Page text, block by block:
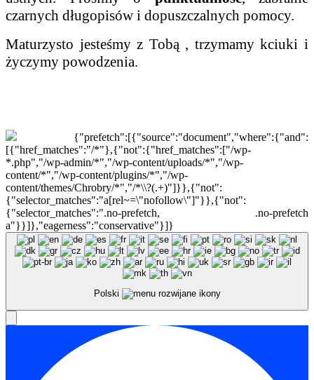
czarnych długopisów i dopuszczalnych pomocy.
Maturzysto jesteśmy z Tobą , trzymamy kciuki i
życzymy powodzenia.
{"prefetch":[{"source":"document","where":{"and":
[{"href_matches":"/*"},{"not":{"href_matches":["/wp-
*.php","/wp-admin/*","/wp-content/uploads/*","/wp-
content/*","/wp-content/plugins/*","/wp-
content/themes/Chrobry/*","/*\\?(.+)"]}},{"not":
{"selector_matches":"a[rel~=\"nofollow\"]"}},{"not":
{"selector_matches":".no-prefetch, .no-prefetch
a"}}]},"eagerness":"conservative"}]}
Polski